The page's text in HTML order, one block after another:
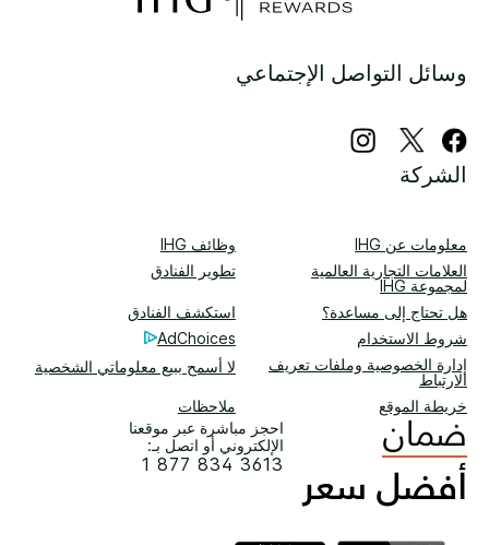
وسائل التواصل الإجتماعي
الشركة
معلومات عن IHG
وظائف IHG
العلامات التجارية العالمية
لمجموعة IHG
تطوير الفنادق
هل تحتاج إلى مساعدة؟
استكشف الفنادق
شروط الاستخدام
AdChoices
إدارة الخصوصية وملفات تعريف
الارتباط
لا أسمح ببيع معلوماتي الشخصية
خريطة الموقع
ملاحظات
احجز مباشرة عبر موقعنا
الإلكتروني أو اتصل بـ:
1 877 834 3613